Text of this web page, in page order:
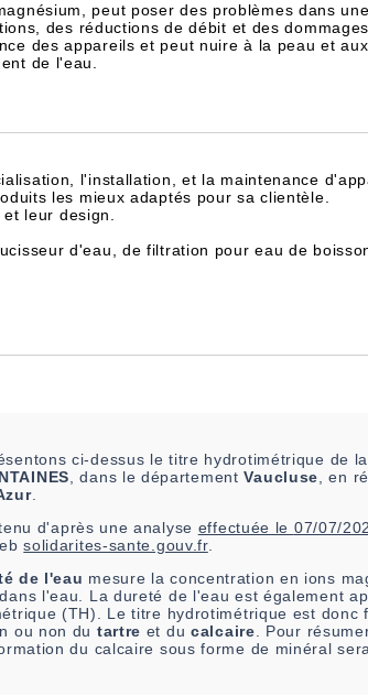
peut poser des problèmes dans
des réductions de débit et des
des appareils et peut nuire à la peau et
de l'eau.
l'installation, et la maintenance
les mieux adaptés pour sa clientèle.
leur design.
d'eau, de filtration pour eau de
ci-dessus le titre hydrotimétrique de
, dans le départementVaucluse, en
.
d'après une analyse effectuée le 07/07/
solidarites-sante.gouv.fr.
de l'eau mesure la concentration en ions
l'eau. La dureté de l'eau est également
(TH). Le titre hydrotimétrique est donc
ou non du tartre et du calcaire. Pour
du calcaire sous forme de minéral